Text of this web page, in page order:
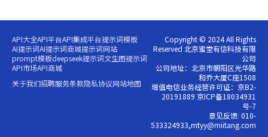
API大全API平台API集成平台提示词模板
AI提示词AI提示词商城提示词网站
prompt模板deepseek提示词文生图提示词
API市场API商城
关于我们招聘服务条款隐私协议网站地图
Copyright © 2024 All Rights
Reserved 北京蜜堂有信科技有限
公司
公司地址：北京市朝阳区光华路
和乔大厦C座1508
增值电信业务经营许可证：京B2-
20191889 京ICP备18034931
号-7
意见反馈: 010-
533324933,mtyy@miitang.com